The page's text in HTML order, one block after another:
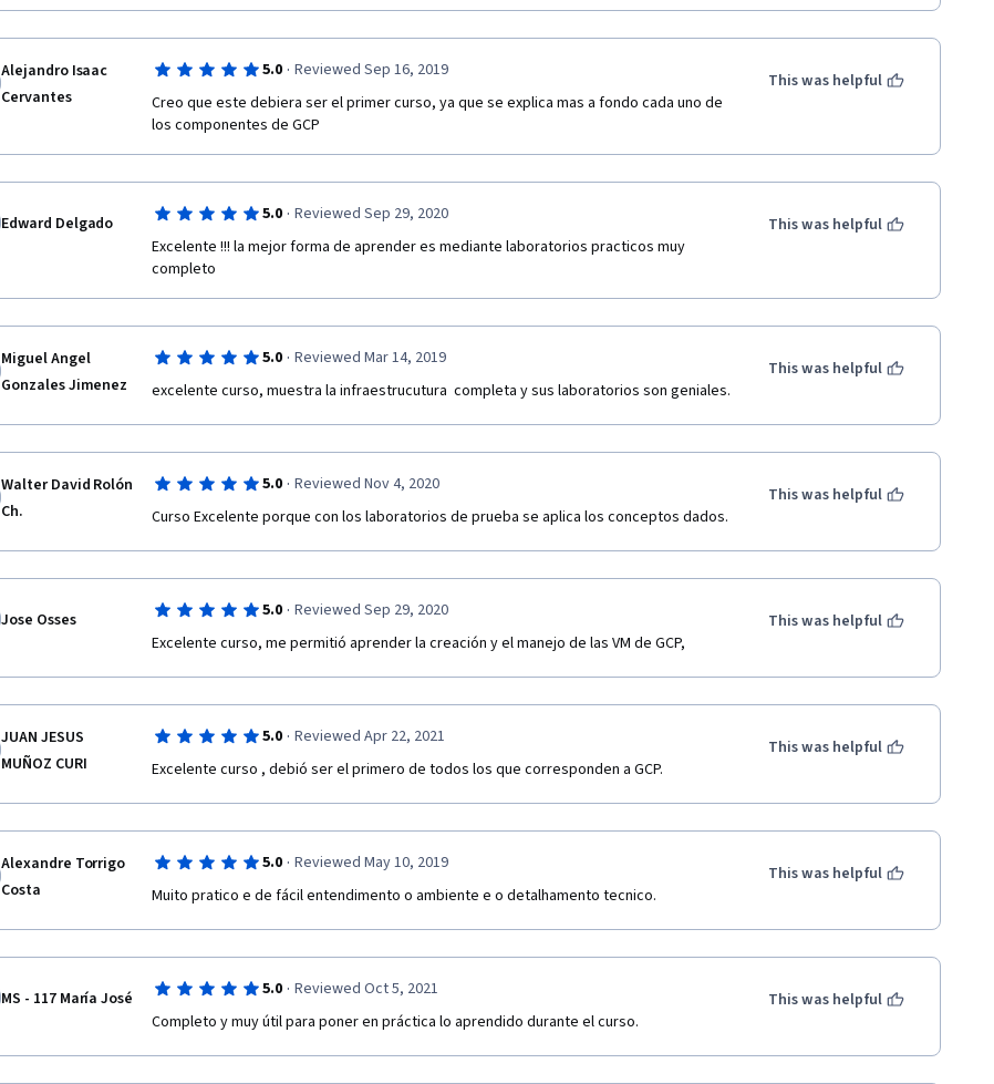
Alejandro Isaac
Cervantes
5.0 · Reviewed Sep 16, 2019
Creo que este debiera ser el primer curso, ya que se explica mas a fondo cada uno de
los componentes de GCP
This was helpful
Edward Delgado 5.0 · Reviewed Sep 29, 2020
Excelente !!! la mejor forma de aprender es mediante laboratorios practicos muy
completo
This was helpful
Miguel Angel
Gonzales Jimenez
5.0 · Reviewed Mar 14, 2019
excelente curso, muestra la infraestrucutura  completa y sus laboratorios son geniales.
This was helpful
Walter David Rolón
Ch.
5.0 · Reviewed Nov 4, 2020
Curso Excelente porque con los laboratorios de prueba se aplica los conceptos dados.
This was helpful
Jose Osses 5.0 · Reviewed Sep 29, 2020
Excelente curso, me permitió aprender la creación y el manejo de las VM de GCP,
This was helpful
JUAN JESUS
MUÑOZ CURI
5.0 · Reviewed Apr 22, 2021
Excelente curso , debió ser el primero de todos los que corresponden a GCP.
This was helpful
Alexandre Torrigo
Costa
5.0 · Reviewed May 10, 2019
Muito pratico e de fácil entendimento o ambiente e o detalhamento tecnico.
This was helpful
MS - 117 María José 5.0 · Reviewed Oct 5, 2021
Completo y muy útil para poner en práctica lo aprendido durante el curso.
This was helpful